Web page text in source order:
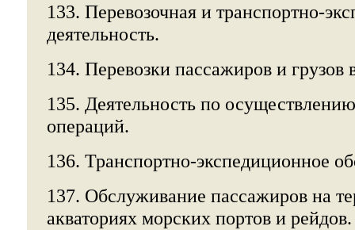
133. Перевозочная и транспортно-
деятельность.
134. Перевозки пассажиров и
135. Деятельность по
операций.
136. Транспортно-экспедиционное
137. Обслуживание пассажиров на
акваториях морских портов и рейдов.